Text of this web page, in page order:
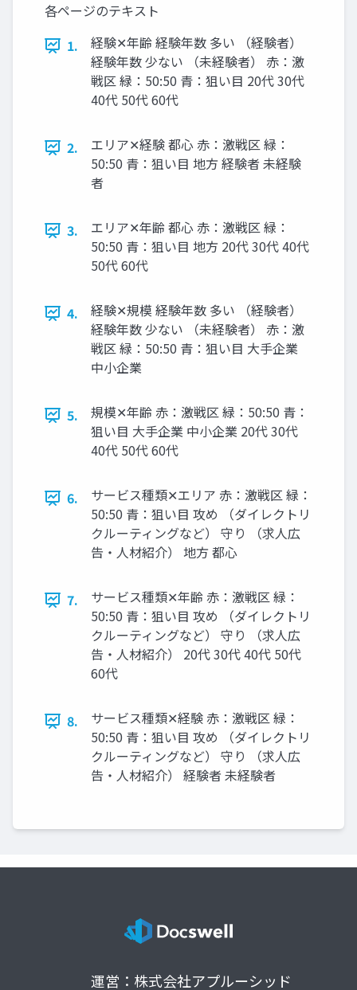
各ページのテキスト
1.
経験✕年齢 経験年数 多い （経験者）
経験年数 少ない （未経験者） 赤：激
戦区 緑：50:50 青：狙い目 20代 30代
40代 50代 60代
2.
エリア✕経験 都心 赤：激戦区 緑：
50:50 青：狙い目 地方 経験者 未経験
者
3.
エリア✕年齢 都心 赤：激戦区 緑：
50:50 青：狙い目 地方 20代 30代 40代
50代 60代
4.
経験✕規模 経験年数 多い （経験者）
経験年数 少ない （未経験者） 赤：激
戦区 緑：50:50 青：狙い目 大手企業
中小企業
5.
規模✕年齢 赤：激戦区 緑：50:50 青：
狙い目 大手企業 中小企業 20代 30代
40代 50代 60代
6.
サービス種類✕エリア 赤：激戦区 緑：
50:50 青：狙い目 攻め （ダイレクトリ
クルーティングなど） 守り （求人広
告・人材紹介） 地方 都心
7.
サービス種類✕年齢 赤：激戦区 緑：
50:50 青：狙い目 攻め （ダイレクトリ
クルーティングなど） 守り （求人広
告・人材紹介） 20代 30代 40代 50代
60代
8.
サービス種類✕経験 赤：激戦区 緑：
50:50 青：狙い目 攻め （ダイレクトリ
クルーティングなど） 守り （求人広
告・人材紹介） 経験者 未経験者
運営：株式会社アプルーシッド